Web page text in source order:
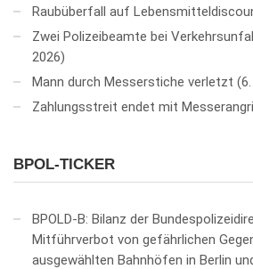
Raubüberfall auf
Zwei Polizeibeamte bei
2026
Mann durch Messerstiche verletzt
Zahlungsstreit endet mit
BPOL-TICKER
BPOLD-B: Bilanz der
Mitführverbot von gefährlichen
ausgewählten Bahnhöfen in Berlin